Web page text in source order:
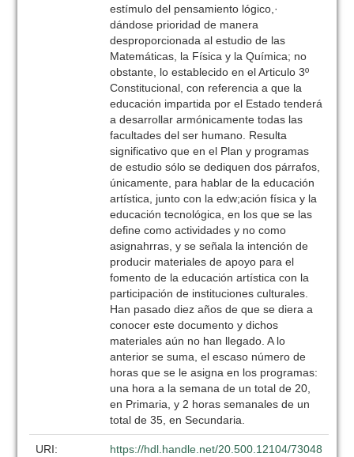
estímulo del pensamiento lógico,·
dándose prioridad de manera
desproporcionada al estudio de las
Matemáticas, la Física y la Química; no
obstante, lo establecido en el Articulo 3º
Constitucional, con referencia a que la
educación impartida por el Estado tenderá
a desarrollar armónicamente todas las
facultades del ser humano. Resulta
significativo que en el Plan y programas
de estudio sólo se dediquen dos párrafos,
únicamente, para hablar de la educación
artística, junto con la edw;ación física y la
educación tecnológica, en los que se las
define como actividades y no como
asignahrras, y se señala la intención de
producir materiales de apoyo para el
fomento de la educación artística con la
participación de instituciones culturales.
Han pasado diez años de que se diera a
conocer este documento y dichos
materiales aún no han llegado. A lo
anterior se suma, el escaso número de
horas que se le asigna en los programas:
una hora a la semana de un total de 20,
en Primaria, y 2 horas semanales de un
total de 35, en Secundaria.
URI:
https://hdl.handle.net/20.500.12104/73048